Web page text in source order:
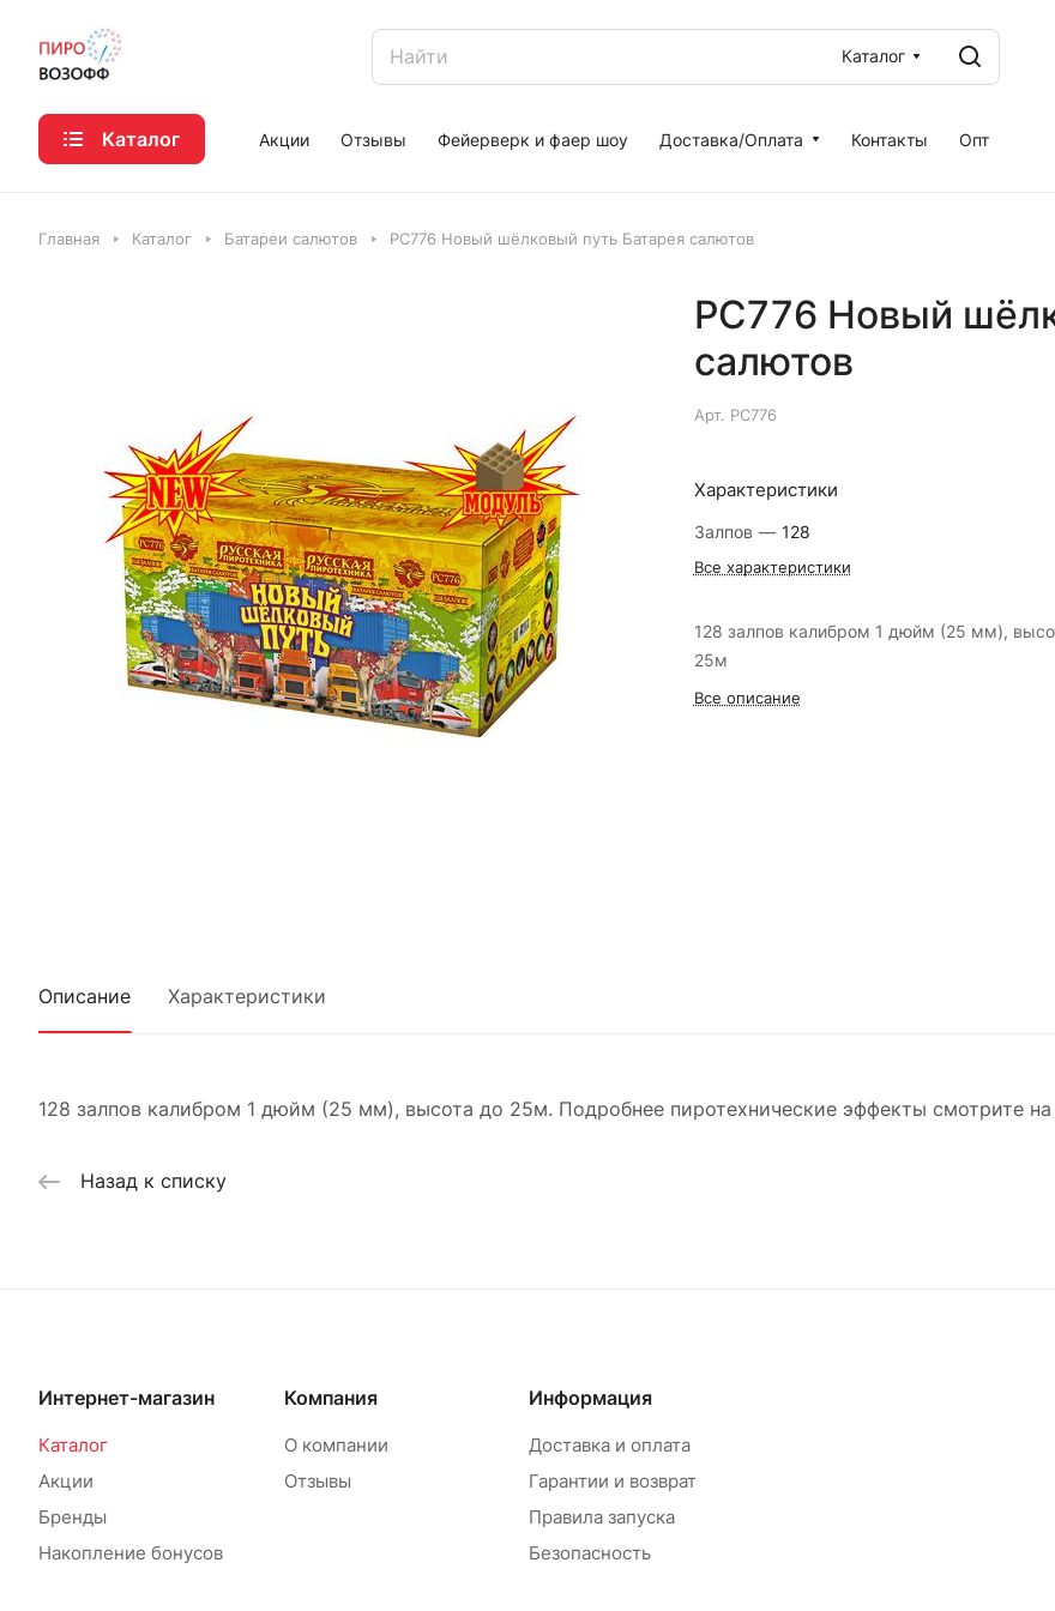
Каталог
Каталог Акции Отзывы Фейерверк и фаер шоу Доставка/Оплата Контакты Опт
Главная Каталог Батареи салютов РС776 Новый шёлковый путь Батарея салютов
РС776 Новый
салютов
Арт. РС776
Характеристики
Залпов — 128
Все характеристики
128 залпов калибром 1 дюйм (25 мм),
25м
Все описание
Описание Характеристики
128 залпов калибром 1 дюйм (25 мм), высота до 25м. Подробнее пиротехнические эффекты смотрите на
Назад к списку
Интернет-магазин
Каталог
Акции
Бренды
Накопление бонусов
Компания
О компании
Отзывы
Информация
Доставка и оплата
Гарантии и возврат
Правила запуска
Безопасность